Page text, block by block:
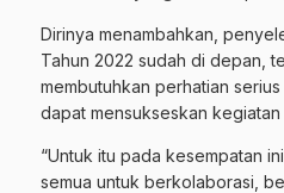
Dirinya menambahkan,
Tahun 2022 sudah di depan,
membutuhkan perhatian
dapat mensukseskan kegiatan
“Untuk itu pada kesempatan
semua untuk berkolaborasi,